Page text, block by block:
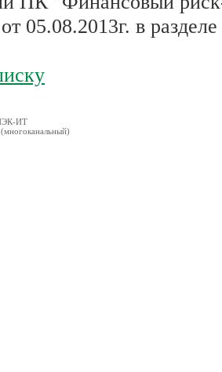
05.08.2013г. в разделе
ИТ